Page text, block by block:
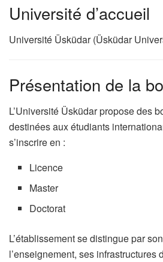
Université d’accueil
Université Üsküdar (Üsküdar
Présentation de la
L’Université Üsküdar propose des
destinées aux étudiants
s’inscrire en :
Licence
Master
Doctorat
L’établissement se distingue par
l’enseignement, ses infrastructures